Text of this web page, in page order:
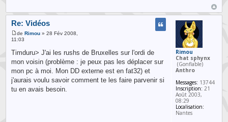
Re: Vidéos
deRimou » 28 Fév 2008,
11:03
Timduru> J'ai les rushs de Bruxelles sur l'ordi de
mon voisin (problème : je peux pas les déplacer sur
mon pc à moi. Mon DD externe est en fat32) et
j'aurais voulu savoir comment te les faire parvenir si
tu en avais besoin.
Rimou
Chat sphynx
(Gonflable)
Anthro
Messages: 13744
Inscription: 21
Août 2003,
08:29
Localisation:
Nantes